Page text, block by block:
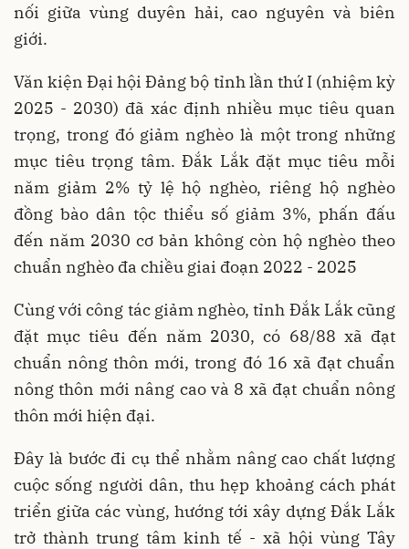
nối giữa vùng duyên hải, cao nguyên và biên
giới.
Văn kiện Đại hội Đảng bộ tỉnh lần thứ I (nhiệm kỳ
2025 - 2030) đã xác định nhiều mục tiêu quan
trọng, trong đó giảm nghèo là một trong những
mục tiêu trọng tâm. Đắk Lắk đặt mục tiêu mỗi
năm giảm 2% tỷ lệ hộ nghèo, riêng hộ nghèo
đồng bào dân tộc thiểu số giảm 3%, phấn đấu
đến năm 2030 cơ bản không còn hộ nghèo theo
chuẩn nghèo đa chiều giai đoạn 2022 - 2025
Cùng với công tác giảm nghèo, tỉnh Đắk Lắk cũng
đặt mục tiêu đến năm 2030, có 68/88 xã đạt
chuẩn nông thôn mới, trong đó 16 xã đạt chuẩn
nông thôn mới nâng cao và 8 xã đạt chuẩn nông
thôn mới hiện đại.
Đây là bước đi cụ thể nhằm nâng cao chất lượng
cuộc sống người dân, thu hẹp khoảng cách phát
triển giữa các vùng, hướng tới xây dựng Đắk Lắk
trở thành trung tâm kinh tế - xã hội vùng Tây